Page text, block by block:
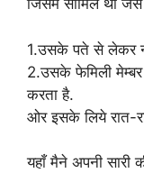
जिसमे सामिल था
1.उसके पते से लेकर
2.उसके फेमिली
करता है.
ओर इसके लिये रात-
यहाँ मैने अपनी सारी